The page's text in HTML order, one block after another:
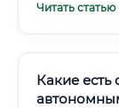
новые
Читать статью
Какие есть